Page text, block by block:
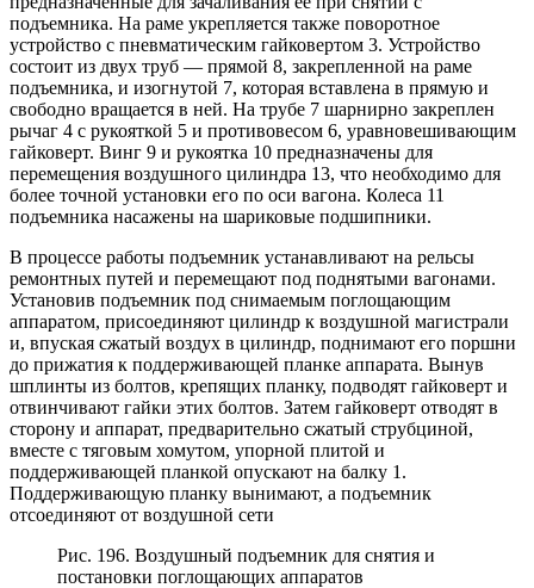
подъемника. На раме укрепляется также поворотное
устройство с пневматическим гайковертом 3. Устройство
состоит из двух труб — прямой 8, закрепленной на раме
подъемника, и изогнутой 7, которая вставлена в прямую и
свободно вращается в ней. На трубе 7 шарнирно закреплен
рычаг 4 с рукояткой 5 и противовесом 6, уравновешивающим
гайковерт. Винг 9 и рукоятка 10 предназначены для
перемещения воздушного цилиндра 13, что необходимо для
более точной установки его по оси вагона. Колеса 11
подъемника насажены на шариковые подшипники.
В процессе работы подъемник устанавливают на рельсы
ремонтных путей и перемещают под поднятыми вагонами.
Установив подъемник под снимаемым поглощающим
аппаратом, присоединяют цилиндр к воздушной магистрали
и, впуская сжатый воздух в цилиндр, поднимают его поршни
до прижатия к поддерживающей планке аппарата. Вынув
шплинты из болтов, крепящих планку, подводят гайковерт и
отвинчивают гайки этих болтов. Затем гайковерт отводят в
сторону и аппарат, предварительно сжатый струбциной,
вместе с тяговым хомутом, упорной плитой и
поддерживающей планкой опускают на балку 1.
Поддерживающую планку вынимают, а подъемник
отсоединяют от воздушной сети
Рис. 196. Воздушный подъемник для снятия и
постановки поглощающих аппаратов